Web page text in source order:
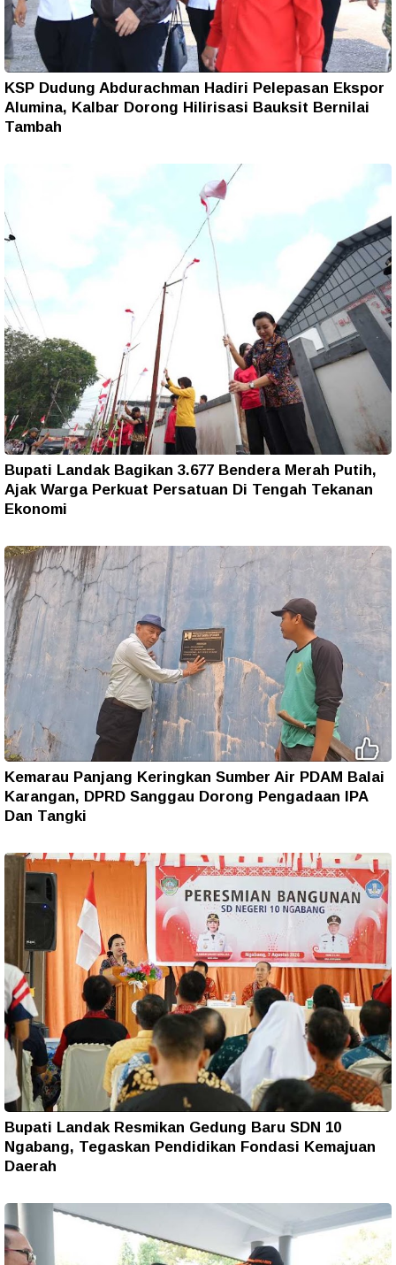
KSP Dudung Abdurachman Hadiri Pelepasan Ekspor
Alumina, Kalbar Dorong Hilirisasi Bauksit Bernilai
Tambah
Bupati Landak Bagikan 3.677 Bendera Merah Putih,
Ajak Warga Perkuat Persatuan Di Tengah Tekanan
Ekonomi
Kemarau Panjang Keringkan Sumber Air PDAM Balai
Karangan, DPRD Sanggau Dorong Pengadaan IPA
Dan Tangki
Bupati Landak Resmikan Gedung Baru SDN 10
Ngabang, Tegaskan Pendidikan Fondasi Kemajuan
Daerah